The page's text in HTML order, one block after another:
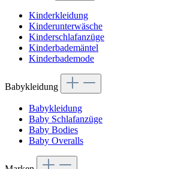
Kinderkleidung
Kinderunterwäsche
Kinderschlafanzüge
Kinderbademäntel
Kinderbademode
Babykleidung
Babykleidung
Baby Schlafanzüge
Baby Bodies
Baby Overalls